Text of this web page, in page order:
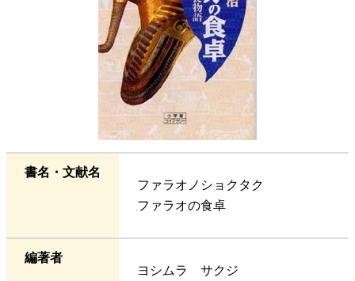
書名・文献名
ファラオノショクタク
ファラオの食卓
編著者
ヨシムラ サクジ